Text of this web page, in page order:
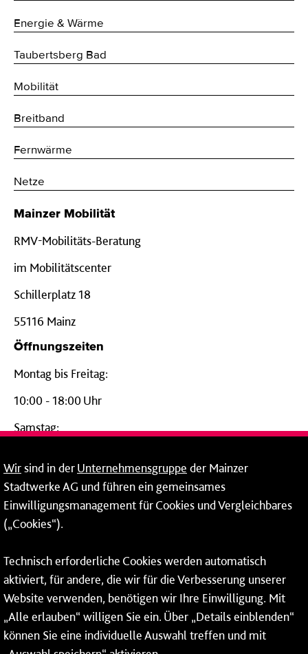
Energie & Wärme
Taubertsberg Bad
Mobilität
Breitband
Fernwärme
Netze
Mainzer Mobilität
RMV-Mobilitäts-Beratung
im Mobilitätscenter
Schillerplatz 18
55116 Mainz
Öffnungszeiten
Montag bis Freitag:
10:00 - 18:00 Uhr
Samstag:
24-Stunden-Telefon*
06131 – 12 77 77
Fax: 06131 – 12 66 66
* Montags bis freitags bis 7 und ab 18 Uhr sowie an
Wochenenden und Feiertagen ganztags werden Ihre
Anrufe je nach Themenauswahl an ein Callcenter des
RMV oder von nextbike weitergeleitet. Dort erhalten Sie
ausschließlich Auskünfte zum Fahrplan bzw. zu
Wirsind in derUnternehmensgruppe der Mainzer
Stadtwerke AG und führen ein gemeinsames
Einwilligungsmanagement für Cookies und Vergleichbares
(„Cookies“).
Technisch erforderliche Cookies werden automatisch
aktiviert, für andere, die wir für die Verbesserung unserer
Website verwenden, benötigen wir Ihre Einwilligung. Mit
„Alle erlauben“ willigen Sie ein. Über „Details einblenden“
können Sie eine individuelle Auswahl treffen und mit